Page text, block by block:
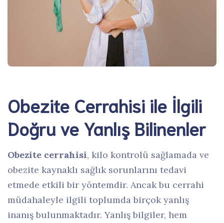
Obezite Cerrahisi ile İlgili
Doğru ve Yanlış Bilinenler
Obezite cerrahisi, kilo kontrolü sağlamada ve
obezite kaynaklı sağlık sorunlarını tedavi
etmede etkili bir yöntemdir. Ancak bu cerrahi
müdahaleyle ilgili toplumda birçok yanlış
inanış bulunmaktadır. Yanlış bilgiler, hem